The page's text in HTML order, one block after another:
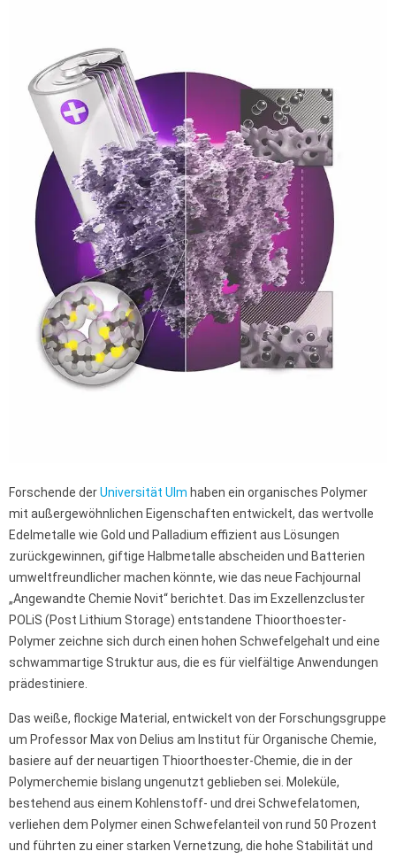
Forschende derUniversität Ulm haben ein organisches Polymer
mit außergewöhnlichen Eigenschaften entwickelt, das wertvolle
Edelmetalle wie Gold und Palladium effizient aus Lösungen
zurückgewinnen, giftige Halbmetalle abscheiden und Batterien
umweltfreundlicher machen könnte, wie das neue Fachjournal
„Angewandte Chemie Novit“ berichtet. Das im Exzellenzcluster
POLiS (Post Lithium Storage) entstandene Thioorthoester-
Polymer zeichne sich durch einen hohen Schwefelgehalt und eine
schwammartige Struktur aus, die es für vielfältige Anwendungen
prädestiniere.
Das weiße, flockige Material, entwickelt von der Forschungsgruppe
um Professor Max von Delius am Institut für Organische Chemie,
basiere auf der neuartigen Thioorthoester-Chemie, die in der
Polymerchemie bislang ungenutzt geblieben sei. Moleküle,
bestehend aus einem Kohlenstoff- und drei Schwefelatomen,
verliehen dem Polymer einen Schwefelanteil von rund 50 Prozent
und führten zu einer starken Vernetzung, die hohe Stabilität und